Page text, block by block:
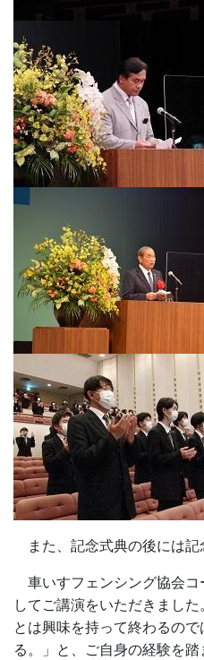
また、記念式典の後には記
車いすフェンシング協会コ
してご講演をいただきまし
とは興味を持って終わるの
る。」と、ご自身の経験を